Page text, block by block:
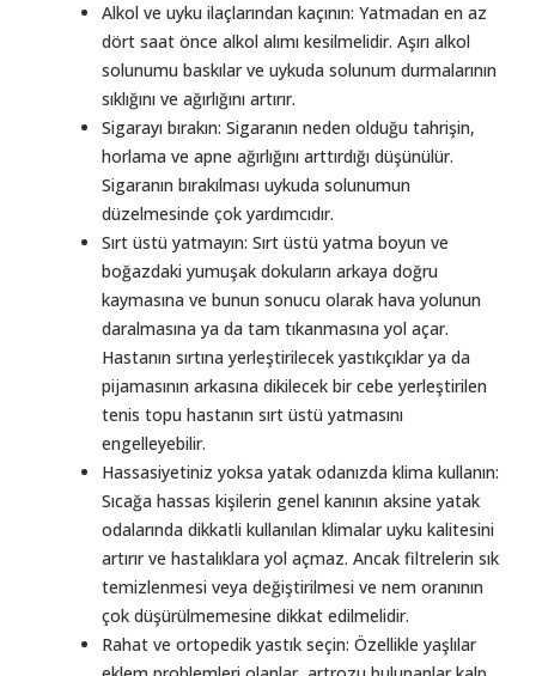
Alkol ve uyku ilaçlarından kaçının: Yatmadan en az
dört saat önce alkol alımı kesilmelidir. Aşırı alkol
solunumu baskılar ve uykuda solunum durmalarının
sıklığını ve ağırlığını artırır.
Sigarayı bırakın: Sigaranın neden olduğu tahrişin,
horlama ve apne ağırlığını arttırdığı düşünülür.
Sigaranın bırakılması uykuda solunumun
düzelmesinde çok yardımcıdır.
Sırt üstü yatmayın: Sırt üstü yatma boyun ve
boğazdaki yumuşak dokuların arkaya doğru
kaymasına ve bunun sonucu olarak hava yolunun
daralmasına ya da tam tıkanmasına yol açar.
Hastanın sırtına yerleştirilecek yastıkçıklar ya da
pijamasının arkasına dikilecek bir cebe yerleştirilen
tenis topu hastanın sırt üstü yatmasını
engelleyebilir.
Hassasiyetiniz yoksa yatak odanızda klima kullanın:
Sıcağa hassas kişilerin genel kanının aksine yatak
odalarında dikkatli kullanılan klimalar uyku kalitesini
artırır ve hastalıklara yol açmaz. Ancak filtrelerin sık
temizlenmesi veya değiştirilmesi ve nem oranının
çok düşürülmemesine dikkat edilmelidir.
Rahat ve ortopedik yastık seçin: Özellikle yaşlılar